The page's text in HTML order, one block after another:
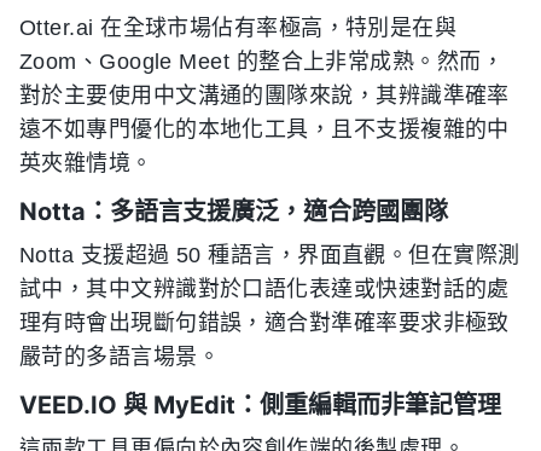
Otter.ai 在全球市場佔有率極高，特別是在與
Zoom、Google Meet 的整合上非常成熟。然而，
對於主要使用中文溝通的團隊來說，其辨識準確率
遠不如專門優化的本地化工具，且不支援複雜的中
英夾雜情境。
Notta：多語言支援廣泛，適合跨國團隊
Notta 支援超過 50 種語言，界面直觀。但在實際測
試中，其中文辨識對於口語化表達或快速對話的處
理有時會出現斷句錯誤，適合對準確率要求非極致
嚴苛的多語言場景。
VEED.IO 與 MyEdit：側重編輯而非筆記管理